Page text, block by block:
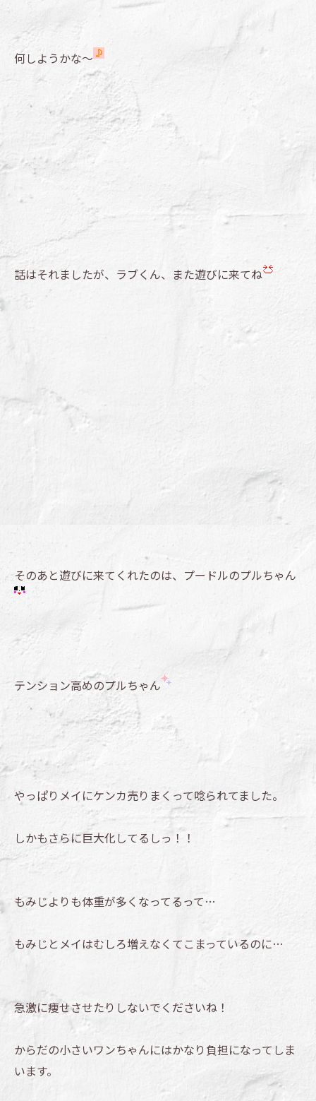
何しようかな～
話はそれましたが、ラブくん、また遊びに来てね
そのあと遊びに来てくれたのは、プードルのプルちゃん
テンション高めのプルちゃん
やっぱりメイにケンカ売りまくって唸られてました。
しかもさらに巨大化してるしっ！！
もみじよりも体重が多くなってるって…
もみじとメイはむしろ増えなくてこまっているのに…
急激に痩せさせたりしないでくださいね！
からだの小さいワンちゃんにはかなり負担になってしま
います。